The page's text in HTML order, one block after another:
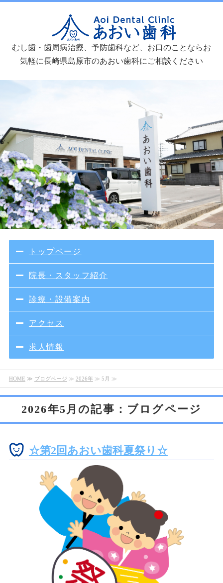
むし歯・歯周病治療、予防歯科など、お口のことならお
気軽に長崎県島原市のあおい歯科にご相談ください
トップページ
院長・スタッフ紹介
診療・設備案内
アクセス
求人情報
HOME ≫ ブログページ ≫ 2026年 ≫ 5月 ≫
2026年5月の記事：ブログページ
☆第2回あおい歯科夏祭り☆